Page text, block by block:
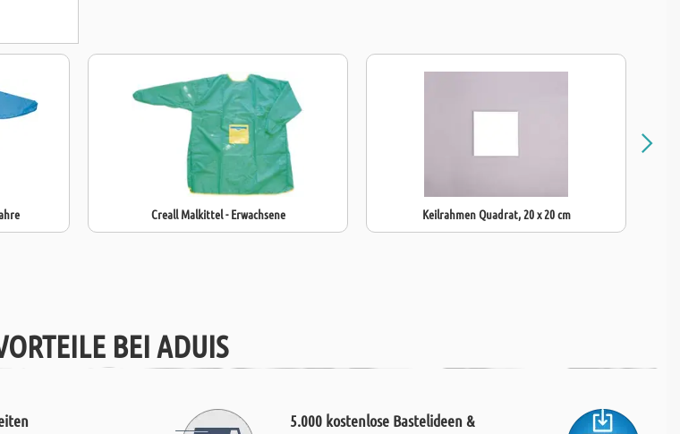
Creall Malkittel - Erwachsene Keilrahmen Quadrat, 20 x 20 cm
BEI ADUIS
5.000 kostenlose Bastelideen &